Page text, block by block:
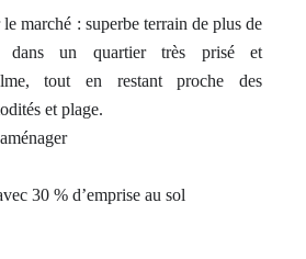
marché : superbe terrain de plus de
un quartier très prisé et
tout en restant proche des
et plage.
30 % d’emprise au sol